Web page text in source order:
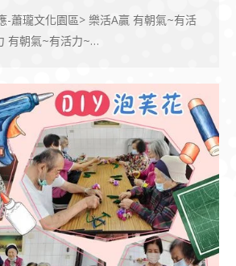
-蕭瓏文化園區> 樂活A贏 有朝氣~有活
有朝氣~有活力~…